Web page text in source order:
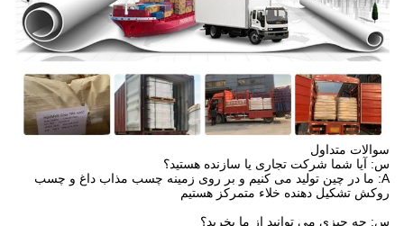
سوالات متداول
س: آیا شما شرکت تجاری یا سازنده هستید؟
A: ما در چین تولید می کنیم و بر روی زمینه چسب مذاب داغ و چسب
روکش تشکیل دهنده خلاء متمرکز هستیم
س: چه چیزی می توانید از ما بخرید؟